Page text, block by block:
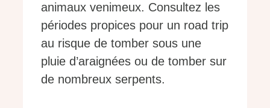
animaux venimeux. Consultez les
périodes propices pour un road trip
au risque de tomber sous une
pluie d’araignées ou de tomber sur
de nombreux serpents.